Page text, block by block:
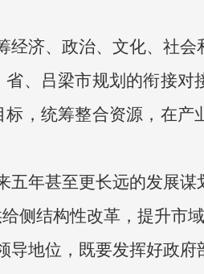
经济、政治、文化、社
、吕梁市规划的衔接对
，统筹整合资源，在产
五年甚至更长远的发展
侧结构性改革，提升市域
导地位，既要发挥好政